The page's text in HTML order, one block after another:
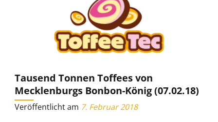
Tausend Tonnen Toffees von
Mecklenburgs Bonbon-König (07.02.18)
Veröffentlicht am 7. Februar 2018